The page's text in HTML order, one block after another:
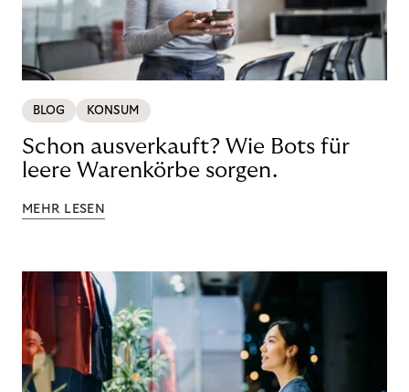
BLOG KONSUM
Schon ausverkauft? Wie Bots für
leere Warenkörbe sorgen.
MEHR LESEN